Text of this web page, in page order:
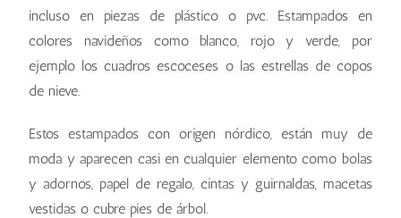
incluso en piezas de plástico o pvc. Estampados en
colores navideños como blanco, rojo y verde, por
ejemplo los cuadros escoceses o las estrellas de copos
de nieve.
Estos estampados con origen nórdico, están muy de
moda y aparecen casi en cualquier elemento como bolas
y adornos, papel de regalo, cintas y guirnaldas, macetas
vestidas o cubre pies de árbol.